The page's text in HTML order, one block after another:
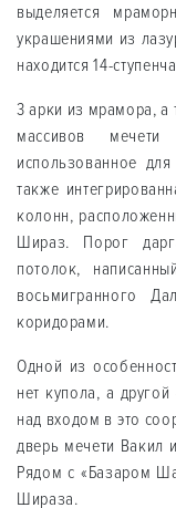
выделяется
украшениями из
находится 14-
3 арки из мрамора, а
массивов
использованное
также
колонн,
Шираз. Порог
потолок,
восьмигранного
коридорами.
Одной из
нет купола, а
над входом в это
дверь мечети Вакил
Рядом с «Базаром
Шираза.